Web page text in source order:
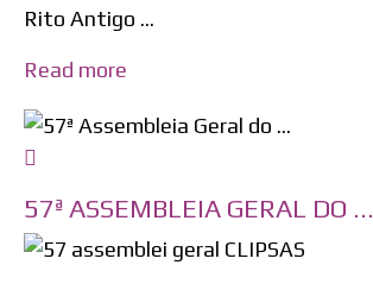
Rito Antigo ...
Read more
57ª ASSEMBLEIA GERAL DO ...